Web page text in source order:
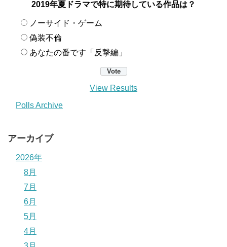
2019年夏ドラマで特に期待している作品は？
ノーサイド・ゲーム
偽装不倫
あなたの番です「反撃編」
View Results
Polls Archive
アーカイブ
2026年
8月
7月
6月
5月
4月